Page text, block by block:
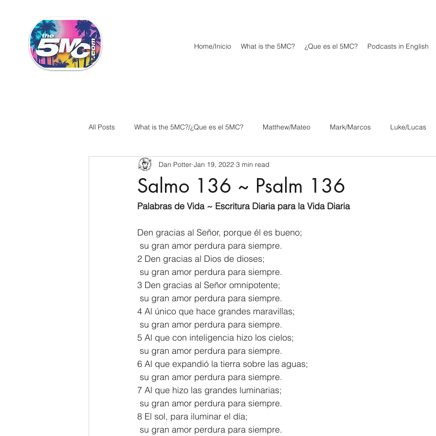
Home/Inicio What is the 5MC? ¿Que es el 5MC? Podcasts in English
All Posts What is the 5MC?/¿Que es el 5MC? Matthew/Mateo Mark/Marcos Luke/Lucas
Acts/Hechos Romans/Romanos 1 Corinthians/1 Corintios
Ephesians/Efesios Philippians/Filipenses Colossians/Colosenses
2 Thessalonians/2 Tesalonicenses 1 Timothy/1 Timoteo
Hebrews/Hebreos James/Santiago 1 Peter/1 Pedro
2 John/2 Juan 3 John/3 Juan Revelation/Apocalipsis
Salmo 136 ~ Psalm 136
Dan Potter Jan 19, 2022 3 min read
Palabras de Vida ~ Escritura Diaria para la Vida Diaria
Den gracias al Señor, porque él es bueno;
su gran amor perdura para siempre.
2 Den gracias al Dios de dioses;
su gran amor perdura para siempre.
3 Den gracias al Señor omnipotente;
su gran amor perdura para siempre.
4 Al único que hace grandes maravillas;
su gran amor perdura para siempre.
5 Al que con inteligencia hizo los cielos;
su gran amor perdura para siempre.
6 Al que expandió la tierra sobre las aguas;
su gran amor perdura para siempre.
7 Al que hizo las grandes luminarias;
su gran amor perdura para siempre.
8 El sol, para iluminar el día;
su gran amor perdura para siempre.